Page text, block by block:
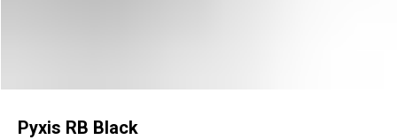
Pyxis RB Black